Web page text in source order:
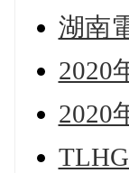
湖南
2020
2020